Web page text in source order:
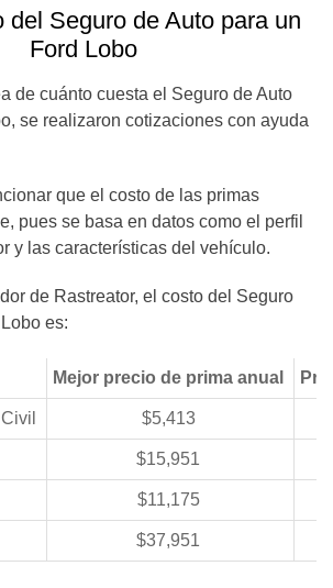
del Seguro de Auto para un
Ford Lobo
de cuánto cuesta el Seguro de Auto
se realizaron cotizaciones con ayuda
que el costo de las primas
pues se basa en datos como el perfil
y las características del vehículo.
de Rastreator, el costo del Seguro
es:
Mejor precio de prima anual
$5,413
$15,951
$11,175
$37,951